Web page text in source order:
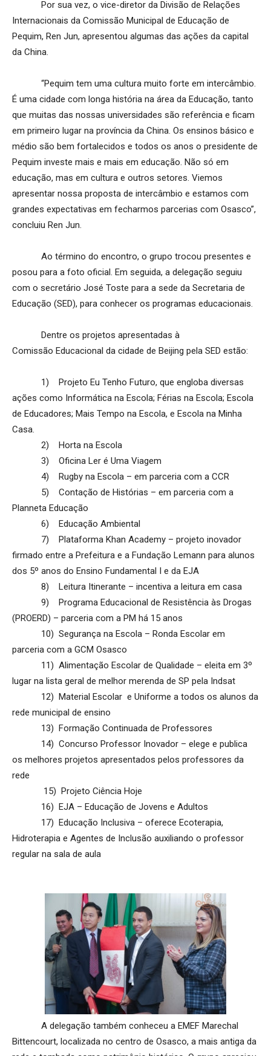
Por sua vez, o vice-diretor da Divisão de Relações
Internacionais da Comissão Municipal de Educação de
Pequim, Ren Jun, apresentou algumas das ações da capital
da China.
“Pequim tem uma cultura muito forte em intercâmbio.
É uma cidade com longa história na área da Educação, tanto
que muitas das nossas universidades são referência e ficam
em primeiro lugar na província da China. Os ensinos básico e
médio são bem fortalecidos e todos os anos o presidente de
Pequim investe mais e mais em educação. Não só em
educação, mas em cultura e outros setores. Viemos
apresentar nossa proposta de intercâmbio e estamos com
grandes expectativas em fecharmos parcerias com Osasco”,
concluiu Ren Jun.
Ao término do encontro, o grupo trocou presentes e
posou para a foto oficial. Em seguida, a delegação seguiu
com o secretário José Toste para a sede da Secretaria de
Educação (SED), para conhecer os programas educacionais.
Dentre os projetos apresentadas à
Comissão Educacional da cidade de Beijing pela SED estão:
1) Projeto Eu Tenho Futuro, que engloba diversas
ações como Informática na Escola; Férias na Escola; Escola
de Educadores; Mais Tempo na Escola, e Escola na Minha
Casa.
2) Horta na Escola
3) Oficina Ler é Uma Viagem
4) Rugby na Escola – em parceria com a CCR
5) Contação de Histórias – em parceria com a
Planneta Educação
6) Educação Ambiental
7) Plataforma Khan Academy – projeto inovador
firmado entre a Prefeitura e a Fundação Lemann para alunos
dos 5º anos do Ensino Fundamental I e da EJA
8) Leitura Itinerante – incentiva a leitura em casa
9) Programa Educacional de Resistência às Drogas
(PROERD) – parceria com a PM há 15 anos
10) Segurança na Escola – Ronda Escolar em
parceria com a GCM Osasco
11) Alimentação Escolar de Qualidade – eleita em 3º
lugar na lista geral de melhor merenda de SP pela Indsat
12) Material Escolar e Uniforme a todos os alunos da
rede municipal de ensino
13) Formação Continuada de Professores
14) Concurso Professor Inovador – elege e publica
os melhores projetos apresentados pelos professores da
rede
15) Projeto Ciência Hoje
16) EJA – Educação de Jovens e Adultos
17) Educação Inclusiva – oferece Ecoterapia,
Hidroterapia e Agentes de Inclusão auxiliando o professor
regular na sala de aula
A delegação também conheceu a EMEF Marechal
Bittencourt, localizada no centro de Osasco, a mais antiga da